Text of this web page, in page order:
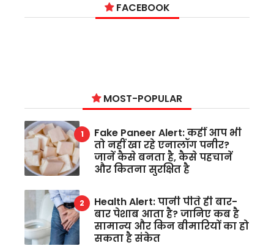
FACEBOOK
MOST-POPULAR
Fake Paneer Alert: कहीं आप भी
तो नहीं खा रहे एनालॉग पनीर?
जानें कैसे बनता है, कैसे पहचानें
और कितना सुरक्षित है
Health Alert: पानी पीते ही बार-
बार पेशाब आता है? जानिए कब है
सामान्य और किन बीमारियों का हो
सकता है संकेत